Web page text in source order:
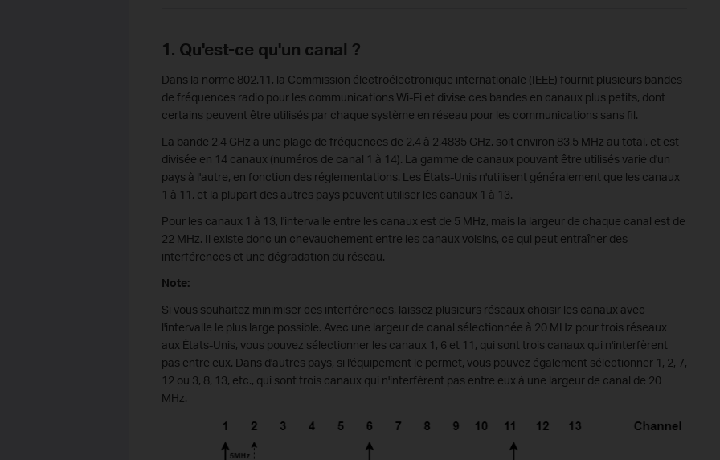
1. Qu'est-ce qu'un canal ?
Dans la norme 802.11, la Commission électroélectronique internationale (IEEE) fournit plusieurs bandes
de fréquences radio pour les communications Wi-Fi et divise ces bandes en canaux plus petits, dont
certains peuvent être utilisés par chaque système en réseau pour les communications sans fil.
La bande 2,4 GHz a une plage de fréquences de 2,4 à 2,4835 GHz, soit environ 83,5 MHz au total, et est
divisée en 14 canaux (numéros de canal 1 à 14). La gamme de canaux pouvant être utilisés varie d'un
pays à l'autre, en fonction des réglementations. Les États-Unis n'utilisent généralement que les canaux
1 à 11, et la plupart des autres pays peuvent utiliser les canaux 1 à 13.
Pour les canaux 1 à 13, l'intervalle entre les canaux est de 5 MHz, mais la largeur de chaque canal est de
22 MHz. Il existe donc un chevauchement entre les canaux voisins, ce qui peut entraîner des
interférences et une dégradation du réseau.
Note:
Si vous souhaitez minimiser ces interférences, laissez plusieurs réseaux choisir les canaux avec
l'intervalle le plus large possible. Avec une largeur de canal sélectionnée à 20 MHz pour trois réseaux
aux États-Unis, vous pouvez sélectionner les canaux 1, 6 et 11, qui sont trois canaux qui n'interfèrent
pas entre eux. Dans d'autres pays, si l'équipement le permet, vous pouvez également sélectionner 1, 2, 7,
12 ou 3, 8, 13, etc., qui sont trois canaux qui n'interfèrent pas entre eux à une largeur de canal de 20
MHz.